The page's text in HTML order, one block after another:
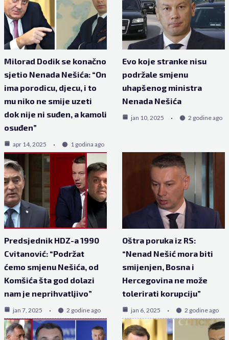
Milorad Dodik se konačno
sjetio Nenada Nešića: “On
ima porodicu, djecu, i to
mu niko ne smije uzeti
dok nije ni suđen, a kamoli
osuđen”
apr 14, 2025 1 godina ago
Evo koje stranke nisu
podržale smjenu
uhapšenog ministra
Nenada Nešića
jan 10, 2025 2 godine ago
Predsjednik HDZ-a 1990
Cvitanović: “Podržat
ćemo smjenu Nešića, od
Komšića šta god dolazi
nam je neprihvatljivo”
jan 7, 2025 2 godine ago
Oštra poruka iz RS:
“Nenad Nešić mora biti
smijenjen, Bosna i
Hercegovina ne može
tolerirati korupciju”
jan 6, 2025 2 godine ago